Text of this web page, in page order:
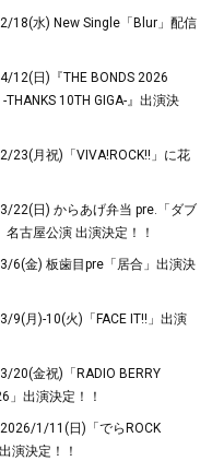
18(水) New Single「Blur」配信
12(日)『THE BONDS 2026
THANKS 10TH GIGA-』出演決
23(月祝)「VIVA!ROCK!!」に花
22(日) からあげ弁当 pre.「ダブ
古屋公演 出演決定！！
6(金) 板歯目pre「居合」出演決
9(月)-10(火)「FACE IT!!」出演
20(金祝)「RADIO BERRY
」出演決定！！
1/11(日)「でらROCK
演決定！！